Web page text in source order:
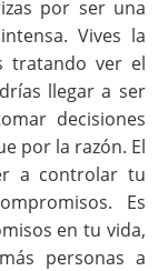
por ser una
Vives la
tratando ver el
llegar a ser
decisiones
por la razón. El
a controlar tu
Es
en tu vida,
personas a